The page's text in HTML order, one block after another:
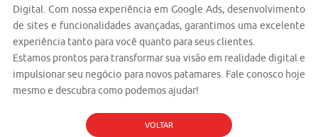
Digital. Com nossa experiência em Google Ads,desenvolvimento
de sitese funcionalidades avançadas, garantimos uma excelente
experiência tanto para você quanto para seus clientes.
Estamos prontos para transformar sua visão em realidade digital e
impulsionar seu negócio para novos patamares. Fale conosco hoje
mesmo e descubra como podemos ajudar!
VOLTAR